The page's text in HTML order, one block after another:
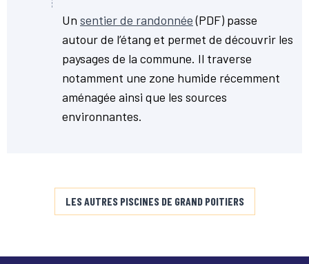
Un sentier de randonnée(PDF) passe
autour de l’étang et permet de découvrir les
paysages de la commune. Il traverse
notamment une zone humide récemment
aménagée ainsi que les sources
environnantes.
LES AUTRES PISCINES DE GRAND POITIERS